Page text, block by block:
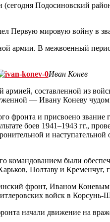
Подосиновский
Первую мировую войну в
армии. В межвоенный
Иван Конев
составленной из войск
— Ивану Коневу
фронта и присвоено
боев 1941–1943 гг.,
и
были
Полтаву и
фронт, Иваном
войск в Корсунь-
начали движение на